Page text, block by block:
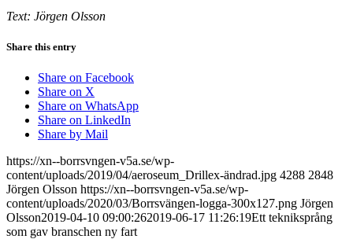
Text: Jörgen Olsson
Share this entry
Share on Facebook
Share on X
Share on WhatsApp
Share on LinkedIn
Share by Mail
https://xn--borrsvngen-v5a.se/wp-
content/uploads/2019/04/aeroseum_Drillex-ändrad.jpg 4288 2848
Jörgen Olsson https://xn--borrsvngen-v5a.se/wp-
content/uploads/2020/03/Borrsvängen-logga-300x127.png Jörgen
Olsson2019-04-10 09:00:262019-06-17 11:26:19Ett tekniksprång
som gav branschen ny fart